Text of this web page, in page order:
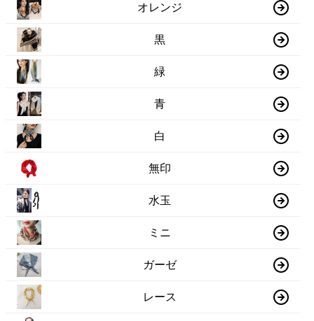
オレンジ
黒
緑
青
白
無印
水玉
ミニ
ガーゼ
レース